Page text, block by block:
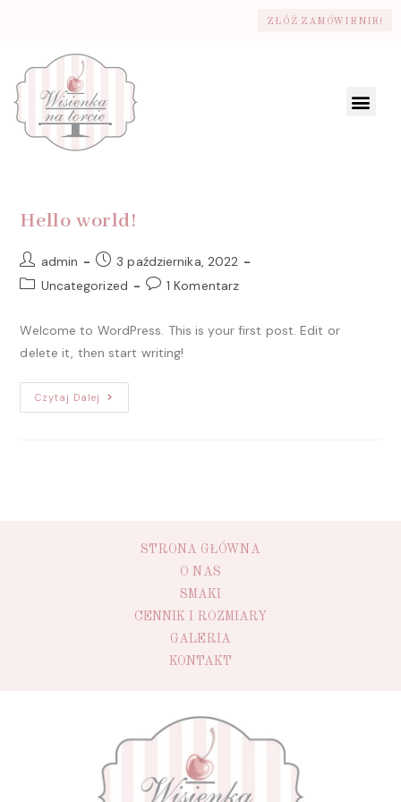
ZŁÓŻ ZAMÓWIENIE!
Hello world!
admin
3 października, 2022
Uncategorized
1 Komentarz
Welcome to WordPress. This is your first post. Edit or
delete it, then start writing!
Czytaj Dalej
STRONA GŁÓWNA
O NAS
SMAKI
CENNIK I ROZMIARY
GALERIA
KONTAKT